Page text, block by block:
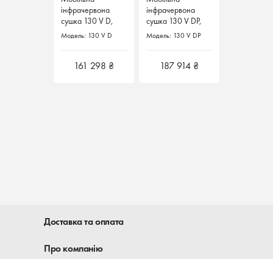
інфрачервона
сушка 130 V D,
Blowtherm Італія
Модель: 130 V D
161 298 ₴
інфрачервона
сушка 130 V D,
Blowtherm Італія
Модель: 130 V D
161 298 ₴
інфрачервона
сушка 130 V DP,
Blowtherm Італія
Модель: 130 V DP
187 914 ₴
інфрачервона
сушка 130 V DP,
Blowtherm Італія
Модель: 130 V DP
187 914 ₴
Доставка та оплата
Про компанію